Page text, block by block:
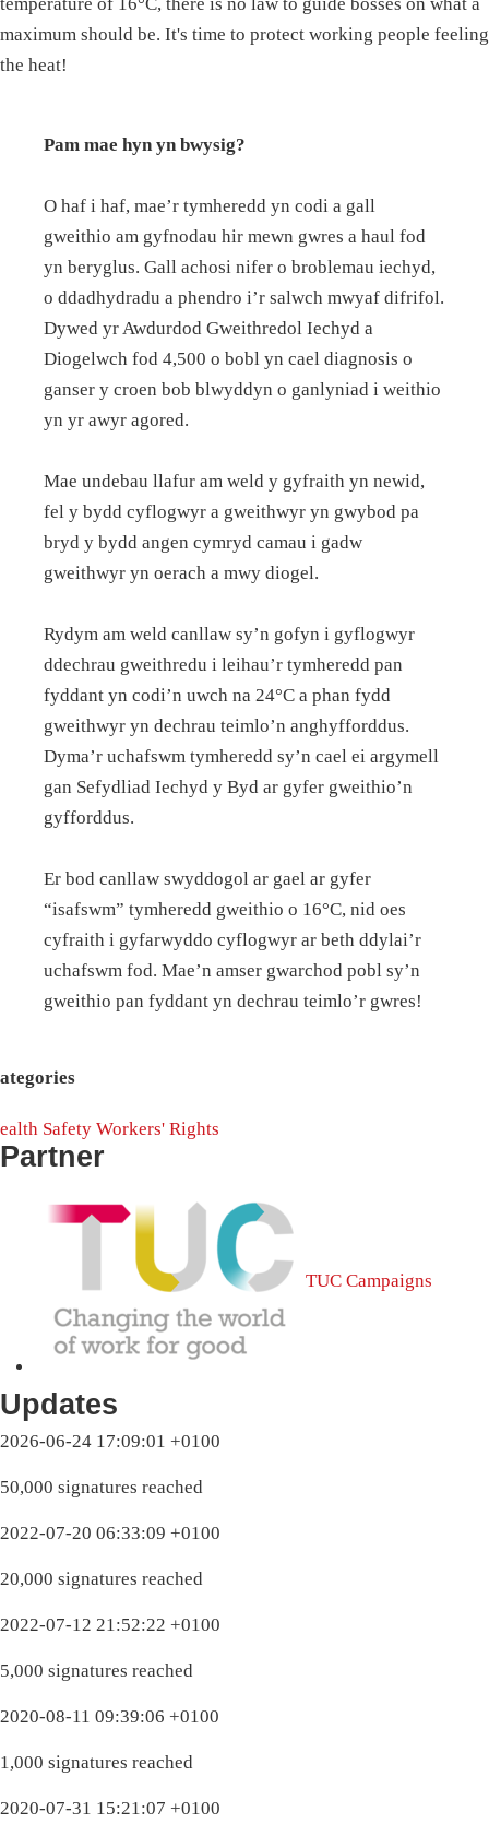
temperature of 16°C, there is no law to guide bosses on what a
maximum should be. It's time to protect working people feeling
the heat!
Pam mae hyn yn bwysig?
O haf i haf, mae’r tymheredd yn codi a gall
gweithio am gyfnodau hir mewn gwres a haul fod
yn beryglus. Gall achosi nifer o broblemau iechyd,
o ddadhydradu a phendro i’r salwch mwyaf difrifol.
Dywed yr Awdurdod Gweithredol Iechyd a
Diogelwch fod 4,500 o bobl yn cael diagnosis o
ganser y croen bob blwyddyn o ganlyniad i weithio
yn yr awyr agored.
Mae undebau llafur am weld y gyfraith yn newid,
fel y bydd cyflogwyr a gweithwyr yn gwybod pa
bryd y bydd angen cymryd camau i gadw
gweithwyr yn oerach a mwy diogel.
Rydym am weld canllaw sy’n gofyn i gyflogwyr
ddechrau gweithredu i leihau’r tymheredd pan
fyddant yn codi’n uwch na 24°C a phan fydd
gweithwyr yn dechrau teimlo’n anghyfforddus.
Dyma’r uchafswm tymheredd sy’n cael ei argymell
gan Sefydliad Iechyd y Byd ar gyfer gweithio’n
gyfforddus.
Er bod canllaw swyddogol ar gael ar gyfer
“isafswm” tymheredd gweithio o 16°C, nid oes
cyfraith i gyfarwyddo cyflogwyr ar beth ddylai’r
uchafswm fod. Mae’n amser gwarchod pobl sy’n
gweithio pan fyddant yn dechrau teimlo’r gwres!
Safety Workers' Rights
Partner
TUC Campaigns
Updates
2026-06-24 17:09:01 +0100
50,000 signatures reached
2022-07-20 06:33:09 +0100
20,000 signatures reached
2022-07-12 21:52:22 +0100
5,000 signatures reached
2020-08-11 09:39:06 +0100
1,000 signatures reached
2020-07-31 15:21:07 +0100